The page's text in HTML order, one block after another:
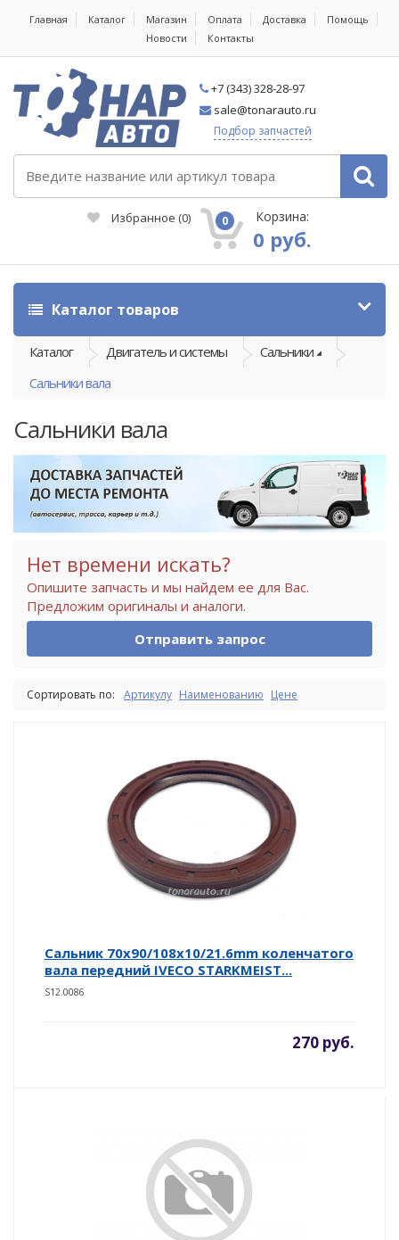
Главная Каталог Магазин Оплата Доставка
Помощь
Новости
Контакты
+7 (343) 328-28-97
sale@tonarauto.ru
Подбор запчастей
Избранное (0) 0 Корзина:
0 руб.
Каталог товаров
Каталог Двигатель и системы
Сальники
Сальники вала
Сальники вала
Нет времени искать?
Опишите запчасть и мы найдем ее для Вас.
Предложим оригиналы и аналоги.
Отправить запрос
Сортировать по: Артикулу Наименованию Цене
Сальник 70x90/108x10/21.6mm коленчатого
вала передний IVECO STARKMEIST...
S12.0086
270 руб.